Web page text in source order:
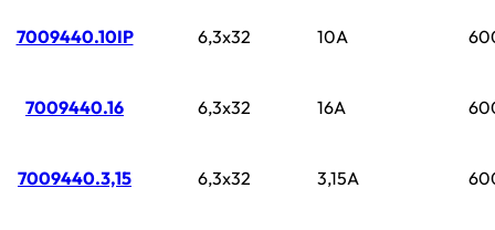
7009440.10IP 6,3x32 10A
7009440.16 6,3x32 16A
7009440.3,15 6,3x32 3,15A